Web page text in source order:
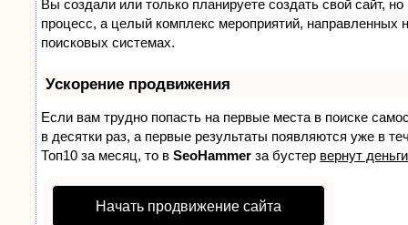
Вы создали или только планируете создать свой сайт,
процесс, а целый комплекс мероприятий, направленных
поисковых системах.
Ускорение продвижения
Если вам трудно попасть на первые места в поиске
в десятки раз, а первые результаты появляются уже в
Топ10 за месяц, то вSeoHammer за бустер вернут
Начать продвижение сайта